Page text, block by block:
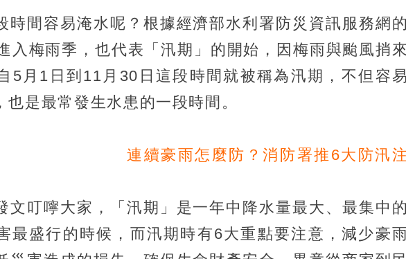
時間容易淹水呢？根據經濟部水利署防災資訊服務網的
入梅雨季，也代表「汛期」的開始，因梅雨與颱風捎來
5月1日到11月30日這段時間就被稱為汛期，不但容易
是最常發生水患的一段時間。
連續豪雨怎麼防？消防署推6大防汛注
文叮嚀大家，「汛期」是一年中降水量最大、最集中的
最盛行的時候，而汛期時有6大重點要注意，減少豪雨